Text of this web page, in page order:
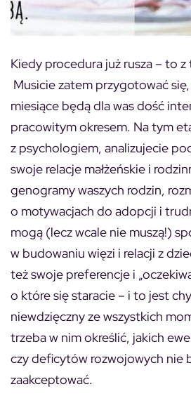
Kiedy procedura już rusza – to z
Musicie zatem przygotować
miesiące będą dla was dość
pracowitym okresem. Na tym
z psychologiem, analizujecie
swoje relacje małżeńskie i
genogramy waszych rodzin,
o motywacjach do adopcji i
mogą (lecz wcale nie muszą!)
w budowaniu więzi i relacji z
też swoje preferencje i
o które się staracie – i to jest
niewdzięczny ze wszystkich
trzeba w nim określić, jakich
czy deficytów rozwojowych nie
zaakceptować.